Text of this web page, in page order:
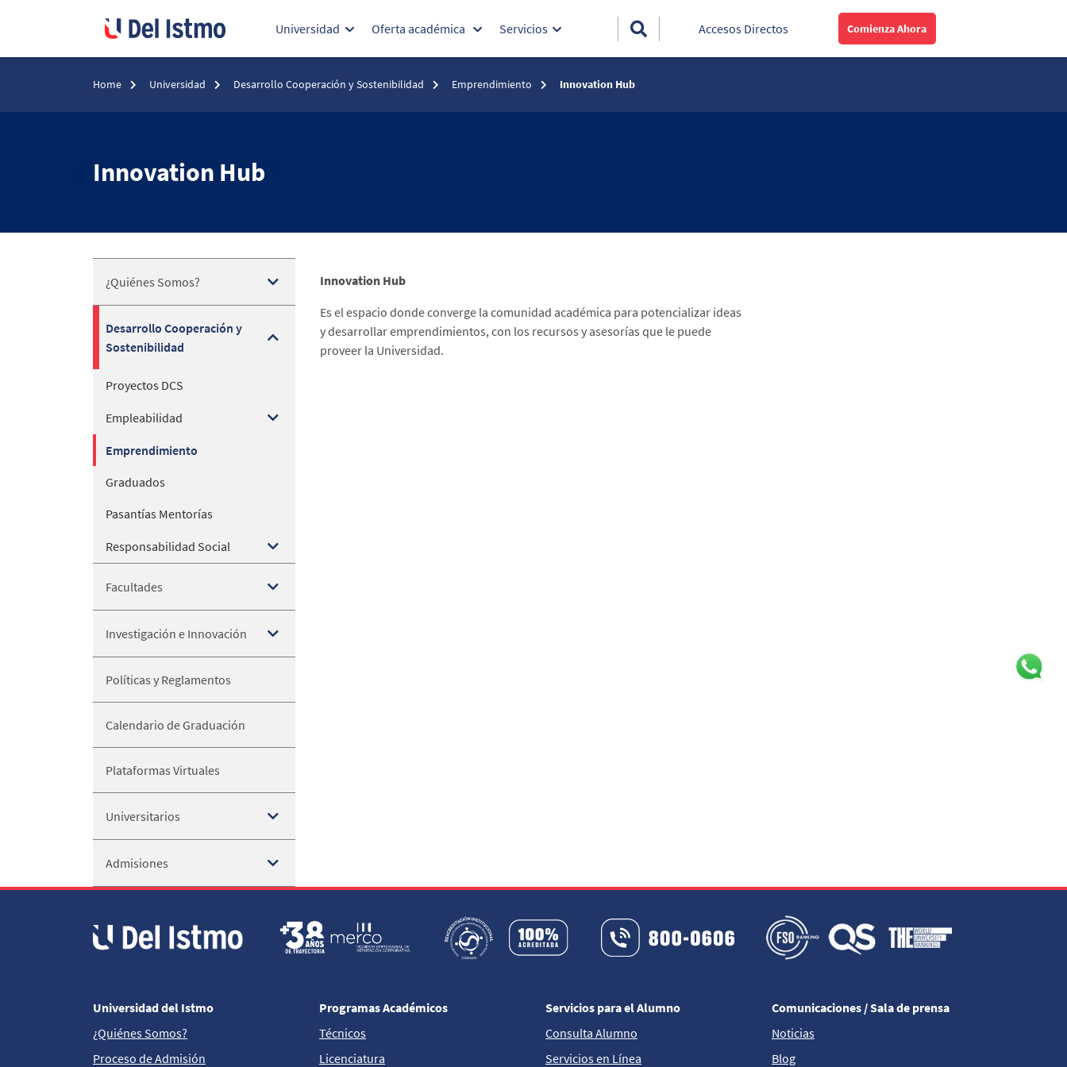
Universidad Oferta académica Servicios Accesos Directos Comienza Ahora
Home Universidad Desarrollo Cooperación y Sostenibilidad Emprendimiento Innovation Hub
Innovation Hub
¿Quiénes Somos?
Desarrollo Cooperación y
Sostenibilidad
Proyectos DCS
Empleabilidad
Emprendimiento
Graduados
Pasantías Mentorías
Responsabilidad Social
Facultades
Investigación e Innovación
Políticas y Reglamentos
Calendario de Graduación
Plataformas Virtuales
Universitarios
Admisiones
Innovation Hub
Es el espacio donde converge la comunidad académica para potencializar ideas
y desarrollar emprendimientos, con los recursos y asesorías que le puede
proveer la Universidad.
Universidad del Istmo
¿Quiénes Somos?
Proceso de Admisión
Programas Académicos
Técnicos
Licenciatura
Servicios para el Alumno
Consulta Alumno
Servicios en Línea
Comunicaciones / Sala de prensa
Noticias
Blog